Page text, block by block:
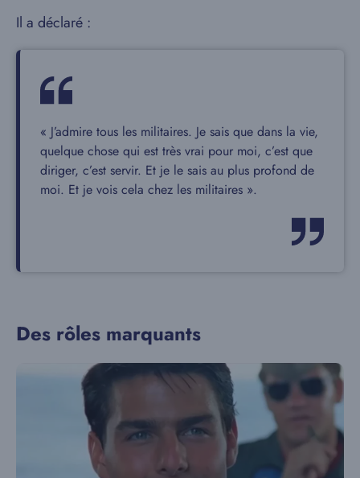
Il a déclaré :
« J’admire tous les militaires. Je sais que dans la vie,
quelque chose qui est très vrai pour moi, c’est que
diriger, c’est servir. Et je le sais au plus profond de
moi. Et je vois cela chez les militaires ».
Des rôles marquants